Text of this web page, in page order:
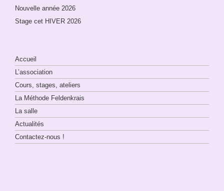
Nouvelle année 2026
Stage cet HIVER 2026
Accueil
L’association
Cours, stages, ateliers
La Méthode Feldenkrais
La salle
Actualités
Contactez-nous !